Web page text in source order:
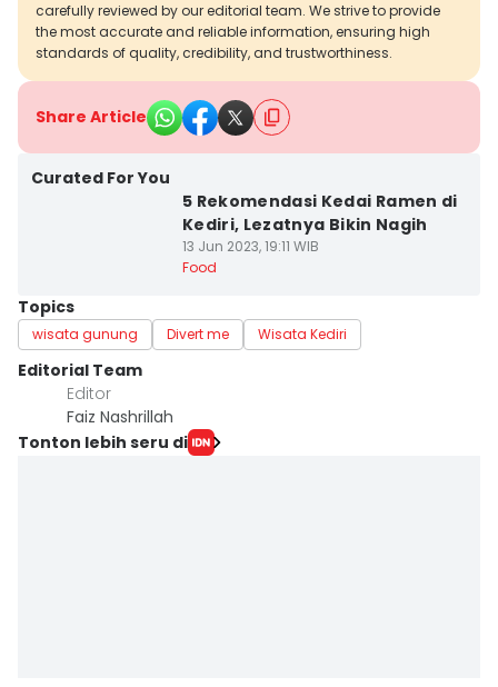
carefully reviewed by our editorial team. We strive to provide
the most accurate and reliable information, ensuring high
standards of quality, credibility, and trustworthiness.
Share Article
Curated For You
5 Rekomendasi Kedai Ramen di
Kediri, Lezatnya Bikin Nagih
13 Jun 2023, 19:11 WIB
Food
Topics
wisata gunung Divert me Wisata Kediri
Editorial Team
Editor
Faiz Nashrillah
Tonton lebih seru di